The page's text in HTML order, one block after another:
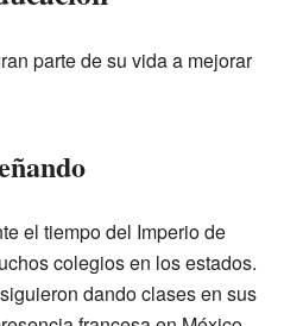
parte de su vida a mejorar
el tiempo del Imperio de
colegios en los estados.
dando clases en sus